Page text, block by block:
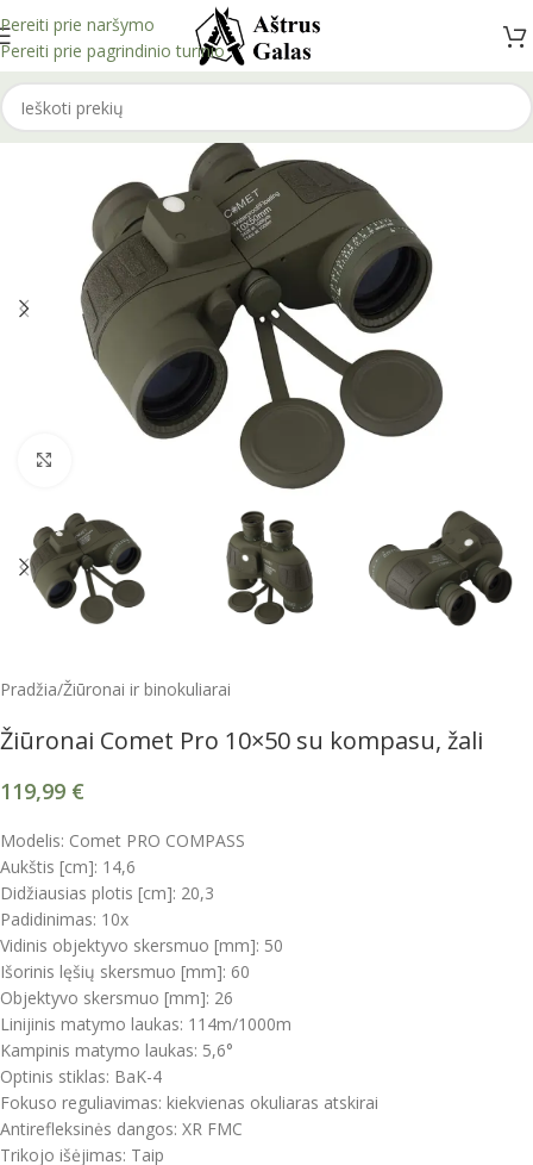
Pereiti prie naršymo
Pereiti prie pagrindinio turinio
Spustelėkite, kad padidintumėte
Pradžia/Žiūronai ir binokuliarai
Žiūronai Comet Pro 10×50 su kompasu, žali
119,99 €
Modelis: Comet PRO COMPASS
Aukštis [cm]: 14,6
Didžiausias plotis [cm]: 20,3
Padidinimas: 10x
Vidinis objektyvo skersmuo [mm]: 50
Išorinis lęšių skersmuo [mm]: 60
Objektyvo skersmuo [mm]: 26
Linijinis matymo laukas: 114m/1000m
Kampinis matymo laukas: 5,6°
Optinis stiklas: BaK-4
Fokuso reguliavimas: kiekvienas okuliaras atskirai
Antirefleksinės dangos: XR FMC
Trikojo išėjimas: Taip